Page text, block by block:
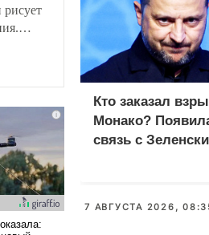
не
Кто заказал
Монако?
связь с
7 АВГУСТА 2026,